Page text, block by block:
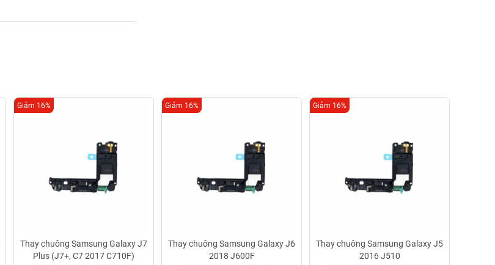
Thay chuông Samsung Galaxy J7
Plus (J7+, C7 2017 C710F)
Giảm 16%
Thay chuông Samsung Galaxy J6
2018 J600F
Giảm 16%
Thay chuông Samsung Galaxy J5
2016 J510
Giảm 16%